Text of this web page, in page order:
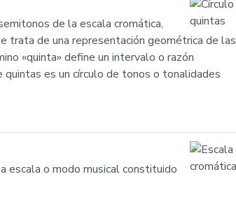
de la escala cromática,
trata de una representación geométrica de las
«quinta» define un intervalo o razón
es un círculo de tonos o tonalidades
escala o modo musical constituido